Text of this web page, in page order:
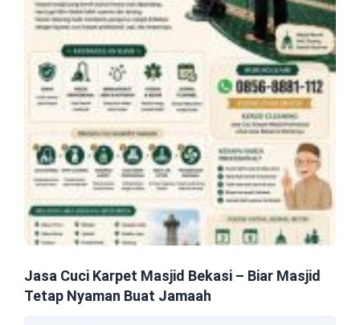
Jasa Cuci Karpet Masjid Bekasi – Biar Masjid
Tetap Nyaman Buat Jamaah